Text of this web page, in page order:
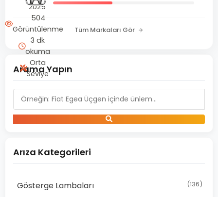
2025
504
Görüntülenme
3 dk
okuma
Orta
Seviye
Tüm Markaları Gör
Arama Yapın
Arıza Kategorileri
Gösterge Lambaları (136)